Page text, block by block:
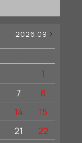
2026.09
1
7
8
14
15
21
22